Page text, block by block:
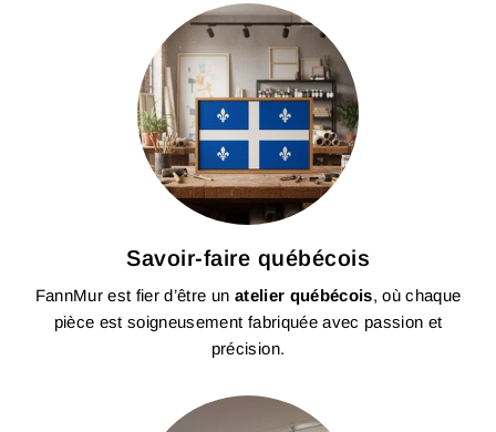
Savoir-faire québécois
FannMur est fier d’être un atelier québécois, où chaque
pièce est soigneusement fabriquée avec passion et
précision.